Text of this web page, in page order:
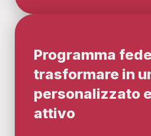
Programma
trasformare in
personalizzato
attivo